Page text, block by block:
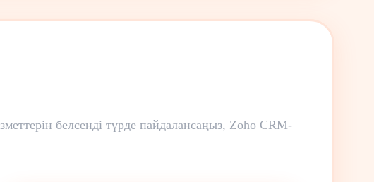
белсенді түрде пайдалансаңыз, Zoho CRM-